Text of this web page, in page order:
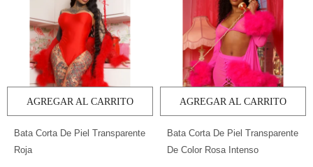
AGREGAR AL CARRITO
Bata Corta De Piel Transparente
Roja
AGREGAR AL CARRITO
Bata Corta De Piel Transparente
De Color Rosa Intenso